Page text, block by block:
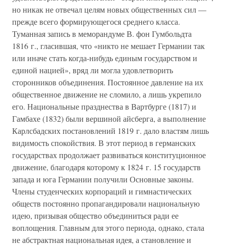
но никак не отвечал целям новых общественных сил —
прежде всего формирующегося среднего класса.
Туманная запись в меморандуме В. фон Гумбольдта
1816 г., гласившая, что «никто не мешает Германии так
или иначе стать когда-нибудь единым государством и
единой нацией», вряд ли могла удовлетворить
сторонников объединения. Постоянное давление на их
общественное движение не сломило, а лишь укрепило
его. Национальные празднества в Вартбурге (1817) и
Гамбахе (1832) были вершиной айсберга, а выполнение
Карлсбадских постановлений 1819 г. дало властям лишь
видимость спокойствия. В этот период в германских
государствах продолжает развиваться конституционное
движение, благодаря которому к 1824 г. 15 государств
запада и юга Германии получили Основные законы.
Члены студенческих корпораций и гимнастических
обществ постоянно пропагандировали национальную
идею, призывая общество объединиться ради ее
воплощения. Главным для этого периода, однако, стала
не абстрактная национальная идея, а становление и